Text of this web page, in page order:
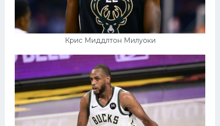
Крис Миддлтон Милуоки